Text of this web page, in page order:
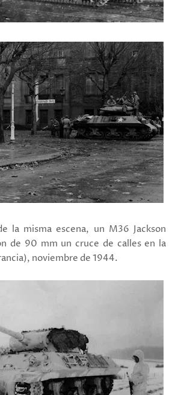
la misma escena, un M36 Jackson
de 90 mm un cruce de calles en la
noviembre de 1944.